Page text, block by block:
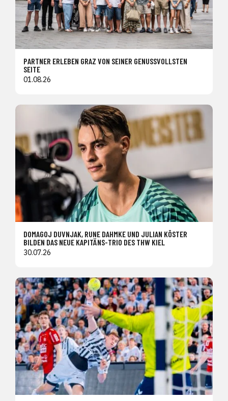
PARTNER ERLEBEN GRAZ VON SEINER GENUSSVOLLSTEN
SEITE
01.08.26
DOMAGOJ DUVNJAK, RUNE DAHMKE UND JULIAN KÖSTER
BILDEN DAS NEUE KAPITÄNS-TRIO DES THW KIEL
30.07.26